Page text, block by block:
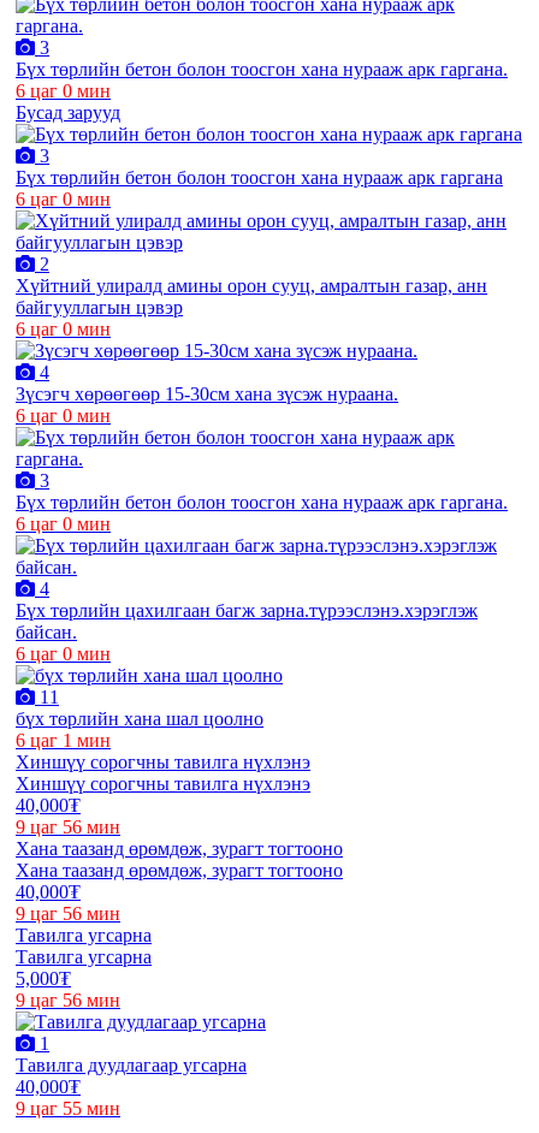
3
Бүх төрлийн бетон болон тоосгон хана нурааж арк гаргана.
6 цаг 0 мин
Бусад зарууд
3
Бүх төрлийн бетон болон тоосгон хана нурааж арк гаргана
6 цаг 0 мин
2
Хүйтний улиралд амины орон сууц, амралтын газар, анн
байгууллагын цэвэр
6 цаг 0 мин
4
Зүсэгч хөрөөгөөр 15-30см хана зүсэж нураана.
6 цаг 0 мин
3
Бүх төрлийн бетон болон тоосгон хана нурааж арк гаргана.
6 цаг 0 мин
4
Бүх төрлийн цахилгаан багж зарна.түрээслэнэ.хэрэглэж
байсан.
6 цаг 0 мин
11
бүх төрлийн хана шал цоолно
6 цаг 1 мин
Хиншүү сорогчны тавилга нүхлэнэ
Хиншүү сорогчны тавилга нүхлэнэ
40,000₮
9 цаг 56 мин
Хана таазанд өрөмдөж, зурагт тогтооно
Хана таазанд өрөмдөж, зурагт тогтооно
40,000₮
9 цаг 56 мин
Тавилга угсарна
Тавилга угсарна
5,000₮
9 цаг 56 мин
1
Тавилга дуудлагаар угсарна
40,000₮
9 цаг 55 мин